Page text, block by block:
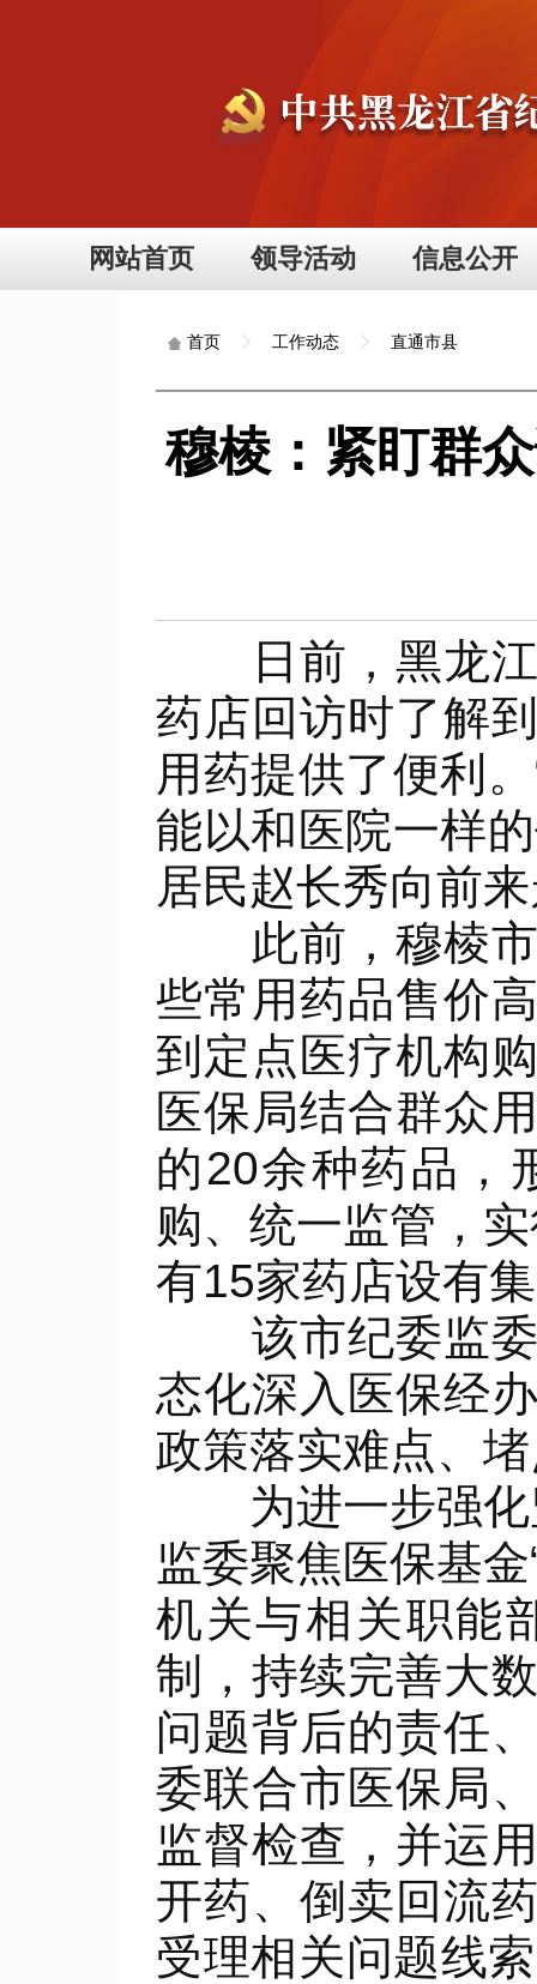
网站首页 领导活动 信息公开
首页 工作动态 直通市县
穆棱：紧盯群
日前，黑龙江
药店回访时了解
用药提供了便利
能以和医院一样
居民赵长秀向前
此前，穆棱市
些常用药品售价
到定点医疗机构
医保局结合群众
的20余种药品，
购、统一监管，
有15家药店设有
该市纪委监委
态化深入医保经
政策落实难点、
为进一步强化
监委聚焦医保基
机关与相关职能
制，持续完善大
问题背后的责任
委联合市医保局
监督检查，并运
开药、倒卖回流
受理相关问题线